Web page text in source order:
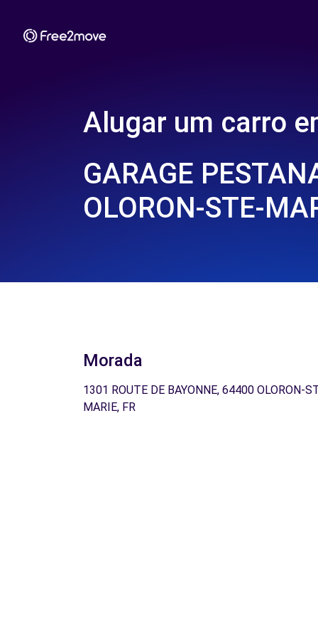
Alugar um carro
GARAGE
OLORON-STE-
Morada
1301 ROUTE DE BAYONNE, 64400 OLORON-
MARIE, FR